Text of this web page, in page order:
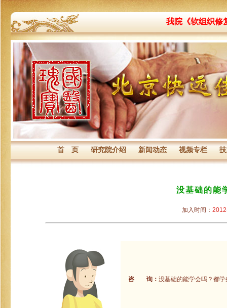
我院《软组织
首 页 研究院介绍 新闻动态 视频专栏
没基础的能
加入时间：
咨 询： 没基础的能学会吗？都